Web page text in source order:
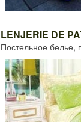
LENJERIE DE
Постельное белье,